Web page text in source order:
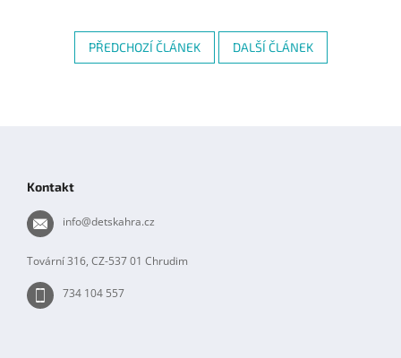
PŘEDCHOZÍ ČLÁNEK DALŠÍ ČLÁNEK
Kontakt
info@detskahra.cz
Tovární 316, CZ-537 01 Chrudim
734 104 557